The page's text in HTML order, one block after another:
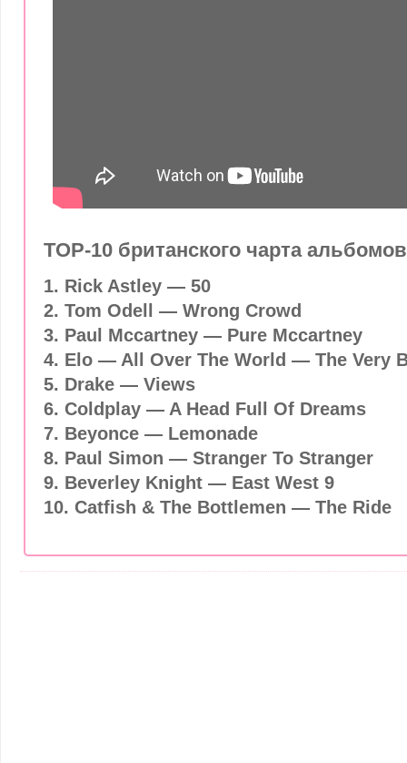
TOP-10 британского чарта
1. Rick Astley — 50
2. Tom Odell — Wrong Crowd
3. Paul Mccartney — Pure Mccartney
4. Elo — All Over The World — The Very
5. Drake — Views
6. Coldplay — A Head Full Of Dreams
7. Beyonce — Lemonade
8. Paul Simon — Stranger To Stranger
9. Beverley Knight — East West 9
10. Catfish & The Bottlemen — The Ride